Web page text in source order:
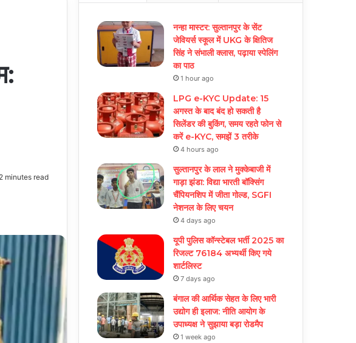
2 minutes read
नन्हा मास्टर: सुल्तानपुर के सेंट
जेवियर्स स्कूल में UKG के क्षितिज
सिंह ने संभाली क्लास, पढ़ाया स्पेलिंग
का पाठ
1 hour ago
LPG e-KYC Update: 15
अगस्त के बाद बंद हो सकती है
सिलेंडर की बुकिंग, समय रहते फोन से
करें e-KYC, समझें 3 तरीके
4 hours ago
सुल्तानपुर के लाल ने मुक्केबाजी में
गाड़ा झंडा: विद्या भारती बॉक्सिंग
चैंपियनशिप में जीता गोल्ड, SGFI
नेशनल के लिए चयन
4 days ago
यूपी पुलिस कॉन्स्टेबल भर्ती 2025 का
रिजल्ट 76184 अभ्यर्थी किए गये
शार्टलिस्ट
7 days ago
बंगाल की आर्थिक सेहत के लिए भारी
उद्योग ही इलाज: नीत‌ि आयोग के
उपाध्यक्ष ने सुझाया बड़ा रोडमैप
1 week ago